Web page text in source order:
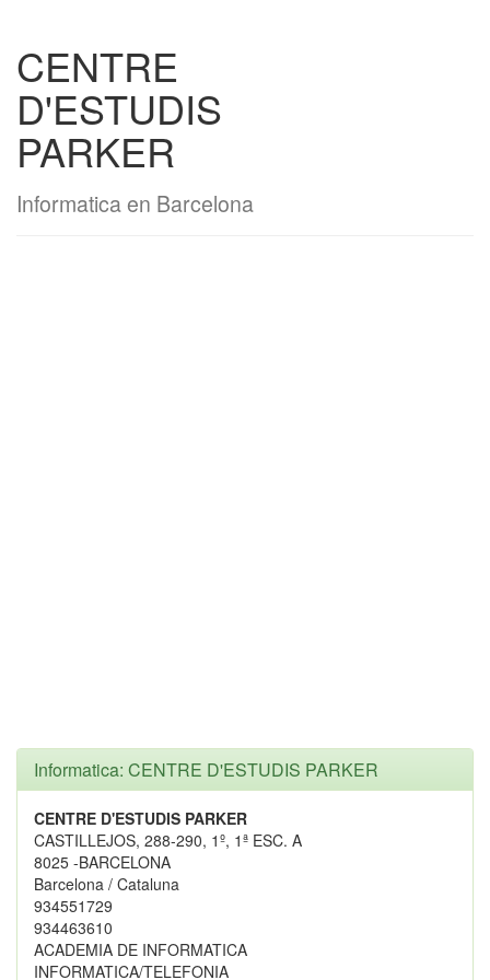
CENTRE
D'ESTUDIS
PARKER
Informatica en Barcelona
Informatica: CENTRE D'ESTUDIS PARKER
CENTRE D'ESTUDIS PARKER
CASTILLEJOS, 288-290, 1º, 1ª ESC. A
8025 -BARCELONA
Barcelona / Cataluna
934551729
934463610
ACADEMIA DE INFORMATICA
INFORMATICA/TELEFONIA